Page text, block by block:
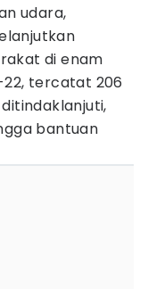
udara,
di enam
tercatat 206
bantuan